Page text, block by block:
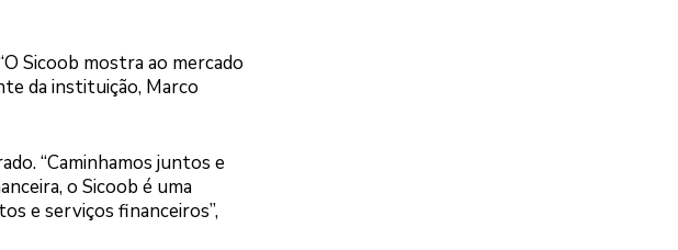
Sicoob mostra ao mercado
da instituição, Marco
“Caminhamos juntos e
o Sicoob é uma
e serviços financeiros”,